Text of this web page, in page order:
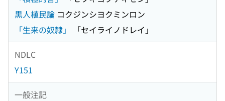
黒人植民論 コクジンシヨクミンロン
「生来の奴隷」
「セイライノドレイ」
NDLC
Y151
一般注記